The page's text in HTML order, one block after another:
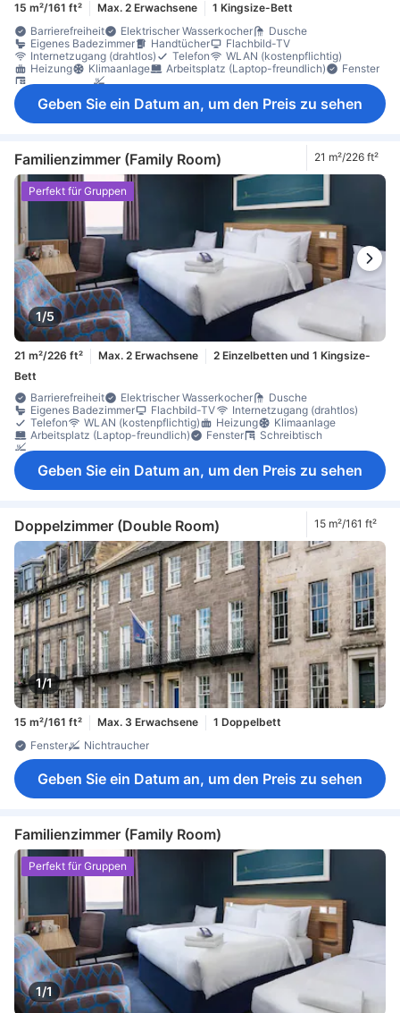
15 m²/161 ft² Max. 2 Erwachsene
1 Kingsize-Bett
Barrierefreiheit
Elektrischer Wasserkocher
Dusche
Eigenes Badezimmer
Handtücher
Flachbild-TV
Internetzugang (drahtlos)
Telefon
WLAN (kostenpflichtig)
Heizung
Klimaanlage Arbeitsplatz (Laptop-freundlich)
Fenster
Geben Sie ein Datum an, um den Preis zu sehen
Familienzimmer (Family Room) 21 m²/226 ft²
1/5
Perfekt für Gruppen
21 m²/226 ft² Max. 2 Erwachsene
2 Einzelbetten und 1 Kingsize-
Bett
Barrierefreiheit
Elektrischer Wasserkocher
Dusche
Eigenes Badezimmer
Flachbild-TV
Internetzugang (drahtlos)
Telefon
WLAN (kostenpflichtig) Heizung
Klimaanlage
Arbeitsplatz (Laptop-freundlich)
Fenster
Schreibtisch
Geben Sie ein Datum an, um den Preis zu sehen
Doppelzimmer (Double Room) 15 m²/161 ft²
1/1
15 m²/161 ft² Max. 3 Erwachsene
1 Doppelbett
Fenster
Nichtraucher
Geben Sie ein Datum an, um den Preis zu sehen
Familienzimmer (Family Room)
1/1
Perfekt für Gruppen